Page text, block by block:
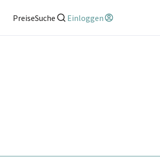
PreiseSuche Einloggen